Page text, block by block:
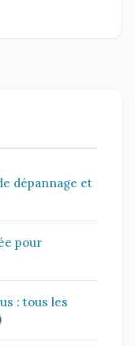
dépannage et
pour
: tous les